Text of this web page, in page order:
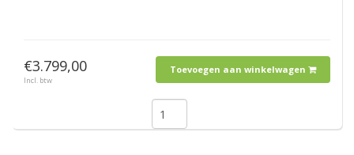
€3.799,00
Incl. btw
Toevoegen aan winkelwagen